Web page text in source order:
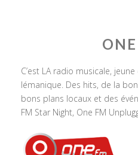
C’est LA radio musicale,
lémanique. Des hits, de la
bons plans locaux et des
FM Star Night, One FM